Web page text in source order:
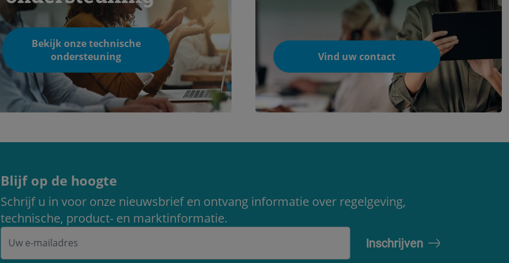
Bekijk onze technische
ondersteuning
Vind uw contact
Blijf op de hoogte
Schrijf u in voor onze nieuwsbrief en ontvang informatie over regelgeving,
technische, product- en marktinformatie.